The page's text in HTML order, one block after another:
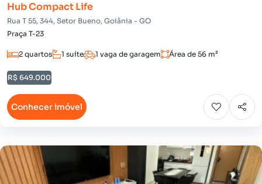
Hub Compact Life
Rua T 55, 344, Setor Bueno, Goiânia - GO
Praça T-23
2 quartos 1 suíte 1 vaga de garagem Área de 56 m²
R$ 649.000
Conhecer imóvel